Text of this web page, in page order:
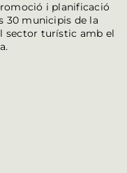
i planificació
30 municipis de la
sector turístic amb el